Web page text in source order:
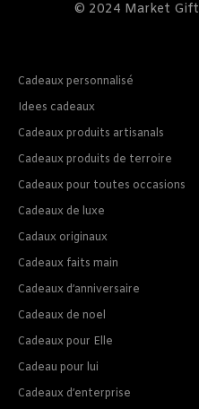
© 2024 Market Gift
Cadeaux personnalisé
Idees cadeaux
Cadeaux produits artisanals
Cadeaux produits de terroire
Cadeaux pour toutes occasions
Cadeaux de luxe
Cadaux originaux
Cadeaux faits main
Cadeaux d’anniversaire
Cadeaux de noel
Cadeaux pour Elle
Cadeau pour lui
Cadeaux d’enterprise